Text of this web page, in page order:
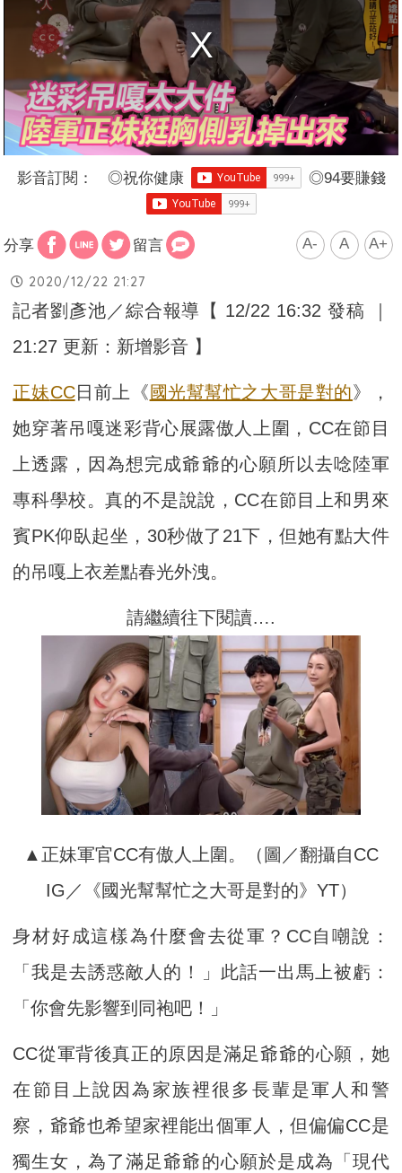
影音訂閱： ◎祝你健康 ◎94要賺錢
分享 留言 A- A A+
2020/12/22 21:27
記者劉彥池／綜合報導【 12/22 16:32 發稿 ｜
21:27 更新：新增影音 】
正妹CC日前上《 國光幫幫忙之大哥是對的》，
她穿著吊嘎迷彩背心展露傲人上圍，CC在節目
上透露，因為想完成爺爺的心願所以去唸陸軍
專科學校。真的不是說說，CC在節目上和男來
賓PK仰臥起坐，30秒做了21下，但她有點大件
的吊嘎上衣差點春光外洩。
請繼續往下閱讀….
▲正妹軍官CC有傲人上圍。（圖／翻攝自CC
IG／《國光幫幫忙之大哥是對的》YT）
身材好成這樣為什麼會去從軍？CC自嘲說：
「我是去誘惑敵人的！」此話一出馬上被虧：
「你會先影響到同袍吧！」
CC從軍背後真正的原因是滿足爺爺的心願，她
在節目上說因為家族裡很多長輩是軍人和警
察，爺爺也希望家裡能出個軍人，但偏偏CC是
獨生女，為了滿足爺爺的心願於是成為「現代